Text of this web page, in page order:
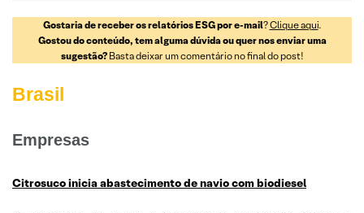
Gostaria de receber os relatórios ESG por e-mail?Clique aqui.
Gostou do conteúdo, tem alguma dúvida ou quer nos enviar uma
sugestão?Basta deixar um comentário no final do post!
Brasil
Empresas
Citrosuco inicia abastecimento de navio com biodiesel